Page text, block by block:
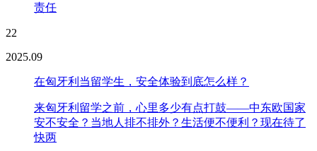
责任
22
2025.09
在匈牙利当留学生，安全体验到底怎么样？
来匈牙利留学之前，心里多少有点打鼓——中东欧国家
安不安全？当地人排不排外？生活便不便利？现在待了
快两